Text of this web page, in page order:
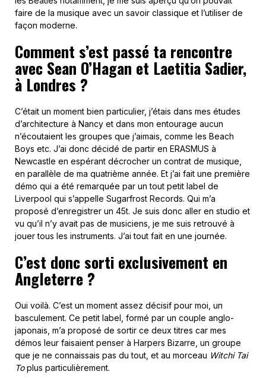
faire de la musique avec un savoir classique et l’utiliser de
façon moderne.
Comment s’est passé ta rencontre
avec Sean O’Hagan et Laetitia Sadier,
à Londres ?
C’était un moment bien particulier, j’étais dans mes études
d’architecture à Nancy et dans mon entourage aucun
n’écoutaient les groupes que j’aimais, comme les Beach
Boys etc. J’ai donc décidé de partir en ERASMUS à
Newcastle en espérant décrocher un contrat de musique,
en parallèle de ma quatrième année. Et j’ai fait une première
démo qui a été remarquée par un tout petit label de
Liverpool qui s’appelle Sugarfrost Records. Qui m’a
proposé d’enregistrer un 45t. Je suis donc aller en studio et
vu qu’il n’y avait pas de musiciens, je me suis retrouvé à
jouer tous les instruments. J’ai tout fait en une journée.
C’est donc sorti exclusivement en
Angleterre ?
Oui voilà. C’est un moment assez décisif pour moi, un
basculement. Ce petit label, formé par un couple anglo-
japonais, m’a proposé de sortir ce deux titres car mes
démos leur faisaient penser à Harpers Bizarre, un groupe
que je ne connaissais pas du tout, et au morceau Witchi Tai
Toplus particulièrement.